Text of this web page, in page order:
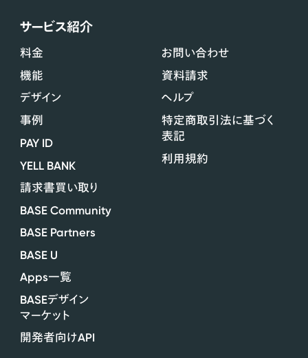
サービス紹介
料金
機能
デザイン
事例
PAY ID
YELL BANK
請求書買い取り
BASE Community
BASE Partners
BASE U
Apps一覧
BASEデザイン
マーケット
開発者向けAPI
お問い合わせ
資料請求
ヘルプ
特定商取引法に基づく
表記
利用規約